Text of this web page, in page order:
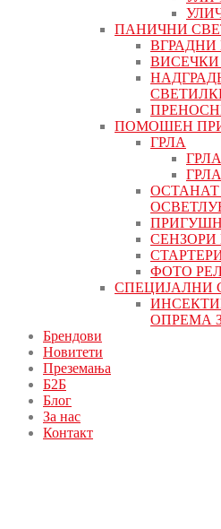
ПАНИЧНИ
ПОМОШЕН
ГРЛА
ОСТАНАТ
ФОТО
СПЕЦИЈАЛНИ
ОПРЕМА
Брендови
Новитети
Преземања
Б2Б
Блог
За нас
Контакт